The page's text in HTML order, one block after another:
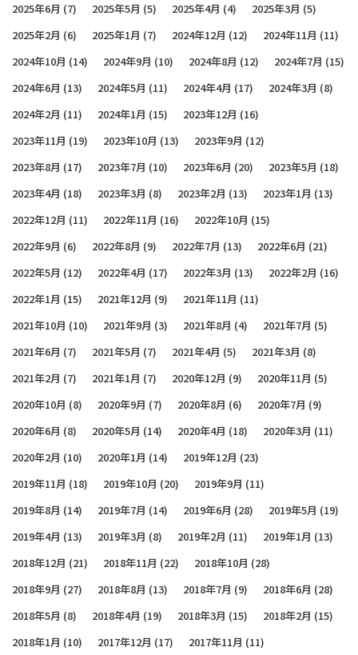
2025年6月 (7) 2025年5月 (5) 2025年4月 (4) 2025年3月 (5)
2025年2月 (6) 2025年1月 (7) 2024年12月 (12) 2024年11月 (11)
2024年10月 (14) 2024年9月 (10) 2024年8月 (12) 2024年7月 (15)
2024年6月 (13) 2024年5月 (11) 2024年4月 (17) 2024年3月 (8)
2024年2月 (11) 2024年1月 (15) 2023年12月 (16)
2023年11月 (19) 2023年10月 (13) 2023年9月 (12)
2023年8月 (17) 2023年7月 (10) 2023年6月 (20) 2023年5月 (18)
2023年4月 (18) 2023年3月 (8) 2023年2月 (13) 2023年1月 (13)
2022年12月 (11) 2022年11月 (16) 2022年10月 (15)
2022年9月 (6) 2022年8月 (9) 2022年7月 (13) 2022年6月 (21)
2022年5月 (12) 2022年4月 (17) 2022年3月 (13) 2022年2月 (16)
2022年1月 (15) 2021年12月 (9) 2021年11月 (11)
2021年10月 (10) 2021年9月 (3) 2021年8月 (4) 2021年7月 (5)
2021年6月 (7) 2021年5月 (7) 2021年4月 (5) 2021年3月 (8)
2021年2月 (7) 2021年1月 (7) 2020年12月 (9) 2020年11月 (5)
2020年10月 (8) 2020年9月 (7) 2020年8月 (6) 2020年7月 (9)
2020年6月 (8) 2020年5月 (14) 2020年4月 (18) 2020年3月 (11)
2020年2月 (10) 2020年1月 (14) 2019年12月 (23)
2019年11月 (18) 2019年10月 (20) 2019年9月 (11)
2019年8月 (14) 2019年7月 (14) 2019年6月 (28) 2019年5月 (19)
2019年4月 (13) 2019年3月 (8) 2019年2月 (11) 2019年1月 (13)
2018年12月 (21) 2018年11月 (22) 2018年10月 (28)
2018年9月 (27) 2018年8月 (13) 2018年7月 (9) 2018年6月 (28)
2018年5月 (8) 2018年4月 (19) 2018年3月 (15) 2018年2月 (15)
2018年1月 (10) 2017年12月 (17) 2017年11月 (11)